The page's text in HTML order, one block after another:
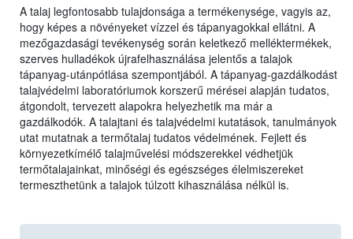
A talaj legfontosabb tulajdonsága a termékenysége, vagyis az,
hogy képes a növényeket vízzel és tápanyagokkal ellátni. A
mezőgazdasági tevékenység során keletkező melléktermékek,
szerves hulladékok újrafelhasználása jelentős a talajok
tápanyag-utánpótlása szempontjából. A tápanyag-gazdálkodást
talajvédelmi laboratóriumok korszerű mérései alapján tudatos,
átgondolt, tervezett alapokra helyezhetik ma már a
gazdálkodók. A talajtani és talajvédelmi kutatások, tanulmányok
utat mutatnak a termőtalaj tudatos védelmének. Fejlett és
környezetkímélő talajművelési módszerekkel védhetjük
termőtalajainkat, minőségi és egészséges élelmiszereket
termeszthetünk a talajok túlzott kihasználása nélkül is.